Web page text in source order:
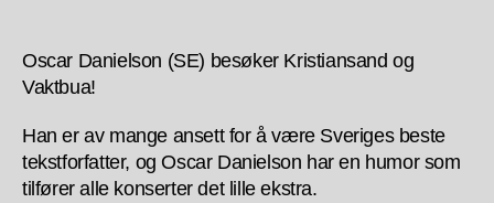
Oscar Danielson (SE) besøker Kristiansand og
Vaktbua!
Han er av mange ansett for å være Sveriges beste
tekstforfatter, og Oscar Danielson har en humor som
tilfører alle konserter det lille ekstra.